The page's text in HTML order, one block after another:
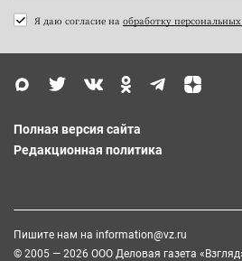
Я даю согласие на обработку
Полная версия сайта
Редакционная политика
Пишите нам на information@vz.ru
© 2005 — 2026 ООО Деловая газета